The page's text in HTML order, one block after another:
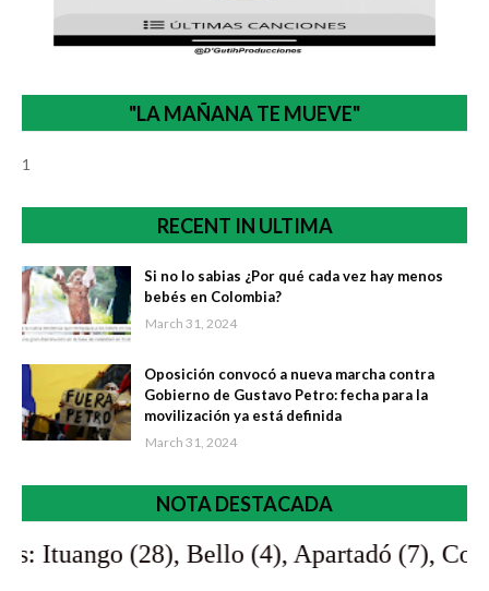
"LA MAÑANA TE MUEVE"
1
RECENT IN ULTIMA
Si no lo sabias ¿Por qué cada vez hay menos
bebés en Colombia?
March 31, 2024
Oposición convocó a nueva marcha contra
Gobierno de Gustavo Petro: fecha para la
movilización ya está definida
March 31, 2024
NOTA DESTACADA
Bello (4), Apartadó (7),